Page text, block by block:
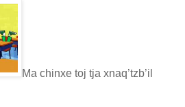
Ma chinxe toj tja xnaq’tzb’il